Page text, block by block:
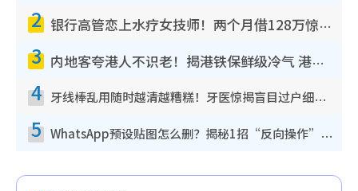
2 银行高管恋上水疗女技师！两个月借128万惊觉“沉船”沉落火海 揭背后疑似邪教操控卖淫
3 内地客夸港人不识老！揭港铁保鲜级冷气 港人求放过：别投诉
4 牙线棒乱用随时越清越糟糕！牙医惊揭盲目过户细菌恐致蛀牙：这种才是日常真保养
5 WhatsApp预设贴图怎么删？揭秘1招“反向操作”还原简洁界面 附3步实测教程